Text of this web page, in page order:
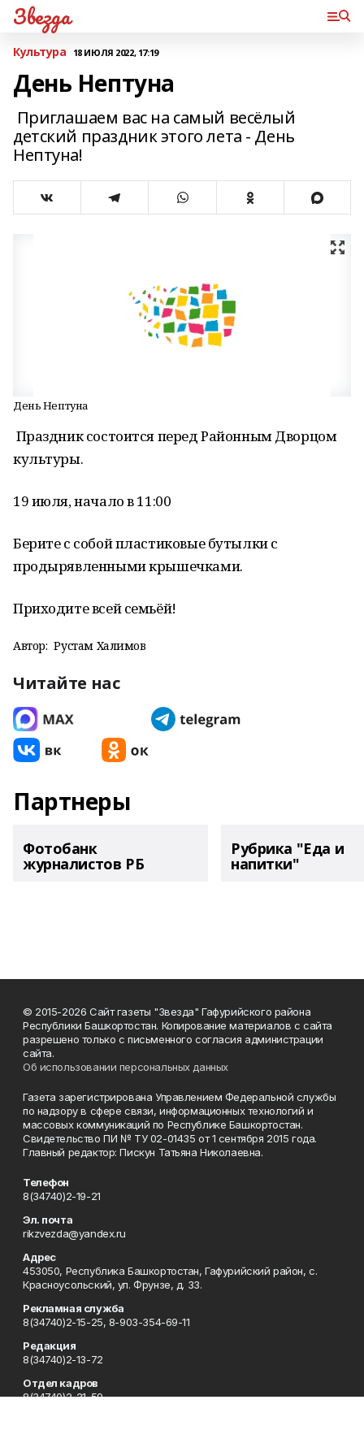
Звезда
Культура 18 ИЮЛЯ 2022, 17:19
День Нептуна
Приглашаем вас на самый весёлый
детский праздник этого лета - День
Нептуна!
День Нептуна
Праздник состоится перед Районным Дворцом
культуры.
19 июля, начало в 11:00
Берите с собой пластиковые бутылки с
продырявленными крышечками.
Приходите всей семьёй!
Автор: Рустам Халимов
Читайте нас
Партнеры
Фотобанк
журналистов РБ
Рубрика "Еда и
напитки"
© 2015-2026 Сайт газеты "Звезда" Гафурийского района
Республики Башкортостан. Копирование материалов с сайта
разрешено только с письменного согласия администрации
сайта.
Об использовании персональных данных
Газета зарегистрирована Управлением Федеральной службы
по надзору в сфере связи, информационных технологий и
массовых коммуникаций по Республике Башкортостан.
Свидетельство ПИ № ТУ 02-01435 от 1 сентября 2015 года.
Главный редактор: Пискун Татьяна Николаевна.
Телефон
8(34740)2-19-21
Эл. почта
rikzvezda@yandex.ru
Адрес
453050, Республика Башкортостан, Гафурийский район, с.
Красноусольский, ул. Фрунзе, д. 33.
Рекламная служба
8(34740)2-15-25, 8-903-354-69-11
Редакция
8(34740)2-13-72
Отдел кадров
8(34740)2-21-59